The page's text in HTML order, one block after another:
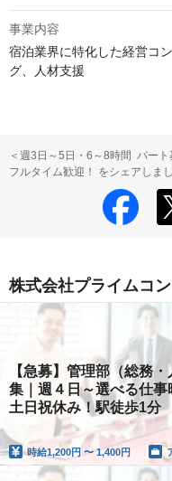
事業内容
宿泊業界に特化した経営コ
グ、人材支援
＜週3日～5日・6～8時間 パー
フルタイム歓迎！ をシェアしま
株式会社プライムコ
【急募】管理部（総務
集｜週４日～選べる仕
土日祝休み！駅徒歩1分
時給1,200円 〜 1,400円